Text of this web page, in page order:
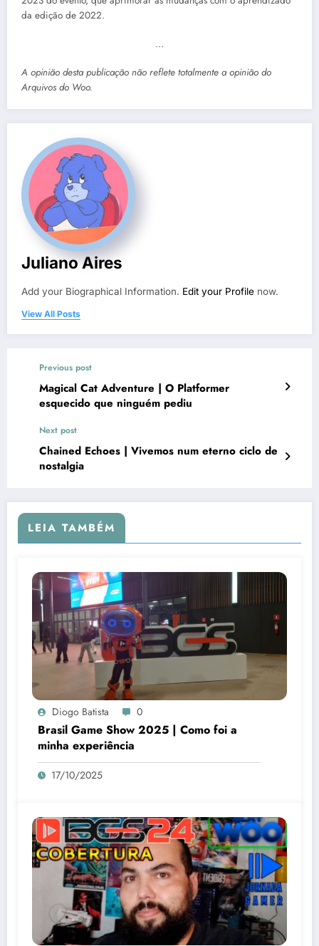
da edição de 2022.
…
A opinião desta publicação não reflete totalmente a opinião do
Arquivos do Woo.
Juliano Aires
Add your Biographical Information. Edit your Profile now.
View All Posts
Previous post
Magical Cat Adventure | O Platformer
esquecido que ninguém pediu
Next post
Chained Echoes | Vivemos num eterno ciclo de
nostalgia
LEIA TAMBÉM
Diogo Batista 0
Brasil Game Show 2025 | Como foi a
minha experiência
17/10/2025